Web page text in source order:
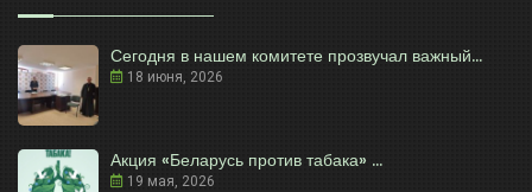
Сегодня в нашем комитете прозвучал важный...
18 июня, 2026
Акция «Беларусь против табака» ...
19 мая, 2026